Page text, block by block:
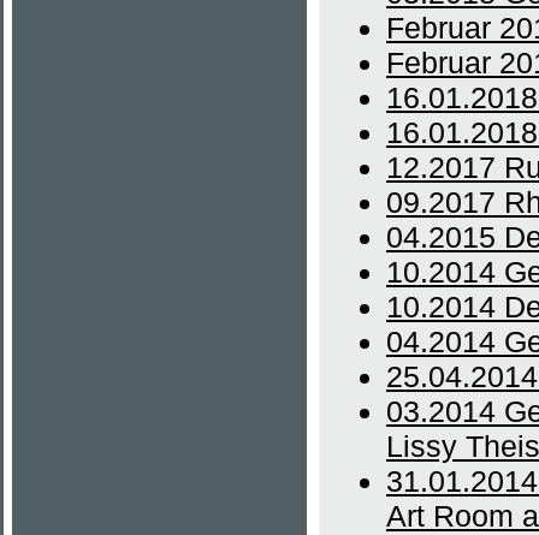
Februar
Februar
12.2017
09.2017
04.2015
10.2014
10.2014
04.2014
03.2014
Lissy
Art Room